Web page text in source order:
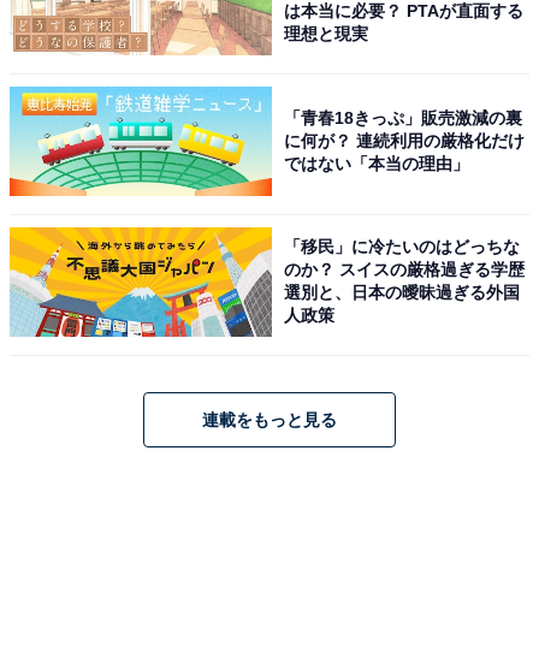
は本当に必要？ PTAが直面する
理想と現実
「青春18きっぷ」販売激減の裏
に何が？ 連続利用の厳格化だけ
ではない「本当の理由」
「移民」に冷たいのはどっちな
のか？ スイスの厳格過ぎる学歴
選別と、日本の曖昧過ぎる外国
人政策
連載をもっと見る